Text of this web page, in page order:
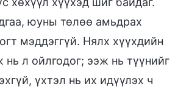
юуны төлөө амьдрах
мэддэггүй. Нялх хүүхдийн
нь л ойлгодог; ээж нь түүнийг
үхтэл нь их идүүлэх ч